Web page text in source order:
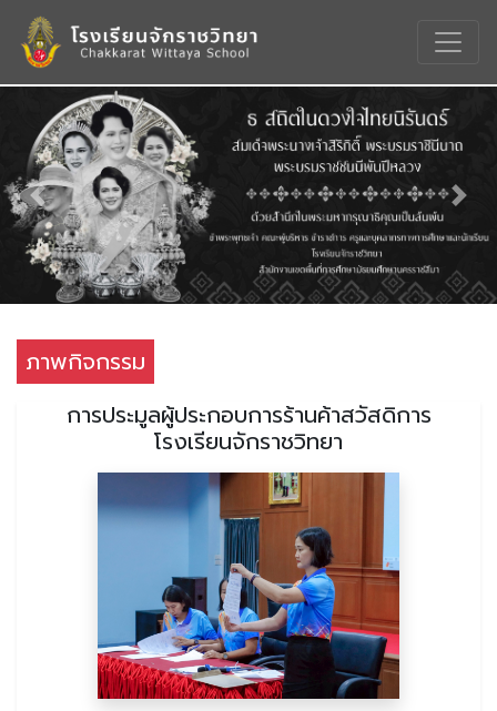
Previous Next
ภาพกิจกรรม
การประมูลผู้ประกอบการร้านค้าสวัสดิการ
โรงเรียนจักราชวิทยา